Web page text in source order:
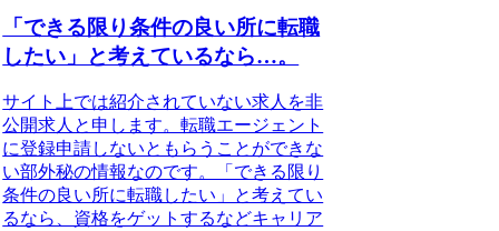
「できる限り条件の良い所に転職
したい」と考えているなら…。
サイト上では紹介されていない求人を非
公開求人と申します。転職エージェント
に登録申請しないともらうことができな
い部外秘の情報なのです。「できる限り
条件の良い所に転職したい」と考えてい
るなら、資格をゲットするなどキャリア